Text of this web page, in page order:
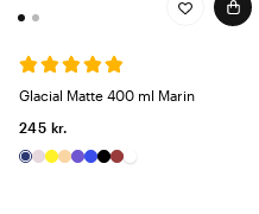
Glacial Matte 400 ml Marin
245 kr.